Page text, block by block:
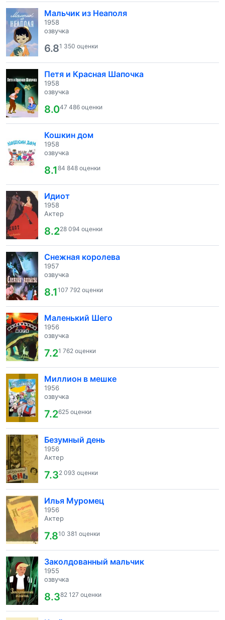
Мальчик из Неаполя
1958
озвучка
6.81 350 оценки
Петя и Красная Шапочка
1958
озвучка
8.047 486 оценки
Кошкин дом
1958
озвучка
8.184 848 оценки
Идиот
1958
Актер
8.228 094 оценки
Снежная королева
1957
озвучка
8.1107 792 оценки
Маленький Шего
1956
озвучка
7.21 762 оценки
Миллион в мешке
1956
озвучка
7.2625 оценки
Безумный день
1956
Актер
7.32 093 оценки
Илья Муромец
1956
Актер
7.810 381 оценки
Заколдованный мальчик
1955
озвучка
8.382 127 оценки